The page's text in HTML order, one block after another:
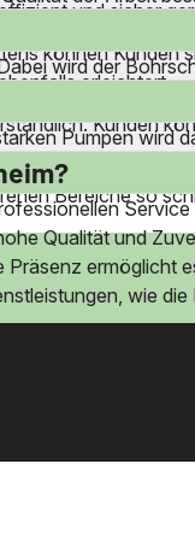
und sicher
können Kunden
erleichtert.
wird der
das Know-how,
Kunden
Pumpen wird
zu
Bereiche so
Qualität und
ermöglicht
wie